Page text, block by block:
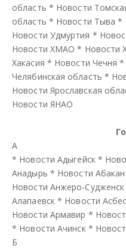
область * Новости
область * Новости Тыва *
Новости Удмуртия *
Новости ХМАО * Новости
Хакасия * Новости Чечня *
Челябинская область *
Новости Ярославская
Новости ЯНАО
А
* Новости Адыгейск *
Анадырь * Новости Абакан
Новости Анжеро-Судженск
Алапаевск * Новости
Новости Армавир *
* Новости Ачинск *
Б